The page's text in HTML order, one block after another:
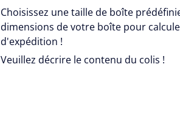
Choisissez une taille de boîte
dimensions de votre boîte pour
d'expédition !
Veuillez décrire le contenu du colis !